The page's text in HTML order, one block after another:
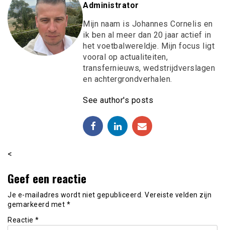
Administrator
Mijn naam is Johannes Cornelis en
ik ben al meer dan 20 jaar actief in
het voetbalwereldje. Mijn focus ligt
vooral op actualiteiten,
transfernieuws, wedstrijdverslagen
en achtergrondverhalen.
See author's posts
<
Geef een reactie
Je e-mailadres wordt niet gepubliceerd. Vereiste velden zijn
gemarkeerd met *
Reactie *